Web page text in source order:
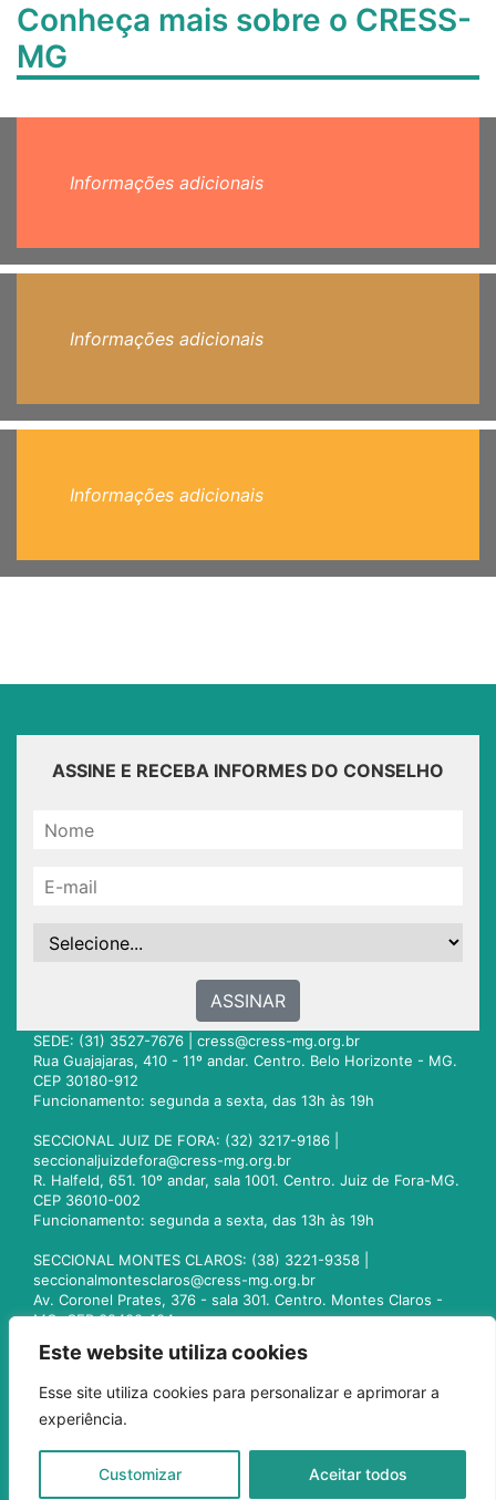
Este website utiliza cookies
Esse site utiliza cookies para personalizar e aprimorar a
experiência.
Customizar Aceitar todos
Conheça mais sobre o CRESS-
MG
Informações adicionais
Informações adicionais
Informações adicionais
ASSINE E RECEBA INFORMES DO CONSELHO
ASSINAR
SEDE: (31) 3527-7676 | cress@cress-mg.org.br
Rua Guajajaras, 410 - 11º andar. Centro. Belo Horizonte - MG.
CEP 30180-912
Funcionamento: segunda a sexta, das 13h às 19h
SECCIONAL JUIZ DE FORA: (32) 3217-9186 |
seccionaljuizdefora@cress-mg.org.br
R. Halfeld, 651. 10º andar, sala 1001. Centro. Juiz de Fora-MG.
CEP 36010-002
Funcionamento: segunda a sexta, das 13h às 19h
SECCIONAL MONTES CLAROS: (38) 3221-9358 |
seccionalmontesclaros@cress-mg.org.br
Av. Coronel Prates, 376 - sala 301. Centro. Montes Claros -
MG. CEP 39400-104
seccionaluberlandia@cress-mg.org.br
Av. Afonso Pena, 547 - sala 101. Uberlândia - MG. CEP